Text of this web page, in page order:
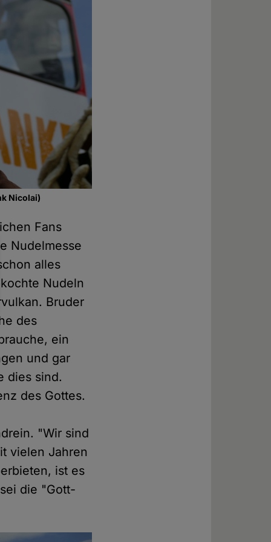
Nicolai)
Fans
Nudelmesse
alles
Nudeln
Bruder
des
ein
und gar
dies sind.
des Gottes.
"Wir sind
vielen Jahren
ist es
die "Gott-